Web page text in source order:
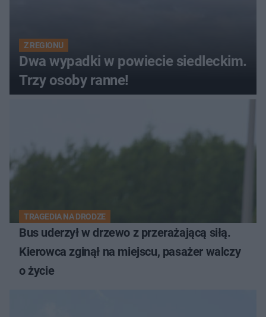
Z REGIONU
Dwa wypadki w powiecie siedleckim.
Trzy osoby ranne!
TRAGEDIA NA DRODZE
Bus uderzył w drzewo z przerażającą siłą.
Kierowca zginął na miejscu, pasażer walczy
o życie